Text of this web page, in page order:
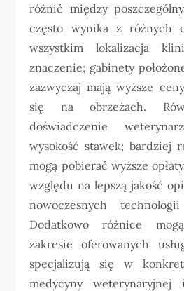
różnić między
często wynika z różnych
wszystkim lokalizacja
znaczenie; gabinety
zazwyczaj mają wyższe
się na obrzeżach.
doświadczenie
wysokość stawek; bardziej
mogą pobierać wyższe
względu na lepszą jakość
nowoczesnych
Dodatkowo różnice
zakresie oferowanych
specjalizują się w
medycyny